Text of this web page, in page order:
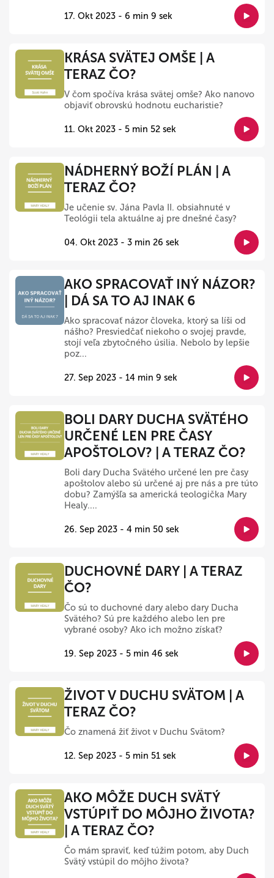
17. Okt 2023 - 6 min 9 sek
KRÁSA SVÄTEJ OMŠE | A
TERAZ ČO?
V čom spočíva krása svätej omše? Ako nanovo
objaviť obrovskú hodnotu eucharistie?
11. Okt 2023 - 5 min 52 sek
NÁDHERNÝ BOŽÍ PLÁN | A
TERAZ ČO?
Je učenie sv. Jána Pavla II. obsiahnuté v
Teológii tela aktuálne aj pre dnešné časy?
04. Okt 2023 - 3 min 26 sek
AKO SPRACOVAŤ INÝ NÁZOR?
| DÁ SA TO AJ INAK 6
Ako spracovať názor človeka, ktorý sa líši od
nášho? Presviedčať niekoho o svojej pravde,
stojí veľa zbytočného úsilia. Nebolo by lepšie
poz...
27. Sep 2023 - 14 min 9 sek
BOLI DARY DUCHA SVÄTÉHO
URČENÉ LEN PRE ČASY
APOŠTOLOV? | A TERAZ ČO?
Boli dary Ducha Svätého určené len pre časy
apoštolov alebo sú určené aj pre nás a pre túto
dobu? Zamýšľa sa americká teologička Mary
Healy....
26. Sep 2023 - 4 min 50 sek
DUCHOVNÉ DARY | A TERAZ
ČO?
Čo sú to duchovné dary alebo dary Ducha
Svätého? Sú pre každého alebo len pre
vybrané osoby? Ako ich možno získať?
19. Sep 2023 - 5 min 46 sek
ŽIVOT V DUCHU SVÄTOM | A
TERAZ ČO?
Čo znamená žiť život v Duchu Svätom?
12. Sep 2023 - 5 min 51 sek
AKO MÔŽE DUCH SVÄTÝ
VSTÚPIŤ DO MÔJHO ŽIVOTA?
| A TERAZ ČO?
Čo mám spraviť, keď túžim potom, aby Duch
Svätý vstúpil do môjho života?